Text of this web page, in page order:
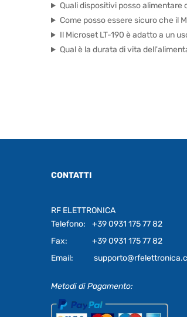
Quali dispositivi posso alimentare
Come posso essere sicuro che il
Il Microset LT-190 è adatto a un
Qual è la durata di vita
CONTATTI
RF ELETTRONICA
Telefono:
+39 0931 175 77 82
Fax:
+39 0931 175 77 82
Email:
Metodi di Pagamento: